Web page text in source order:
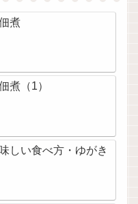
煮
煮（1）
しい食べ方・ゆがき